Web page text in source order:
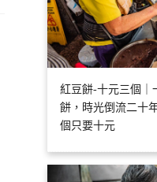
紅豆餅-十元三個｜
餅，時光倒流二十
個只要十元